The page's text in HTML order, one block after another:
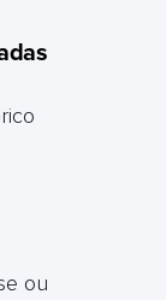
ou